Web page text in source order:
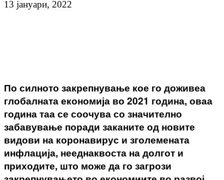
13 јануари, 2022
По силното закрепнување кое го доживеа
глобалната економија во 2021 година, оваа
година таа се соочува со значително
забавување поради заканите од новите
видови на коронавирус и зголемената
инфлација, нееднаквоста на долгот и
приходите, што може да го загрози